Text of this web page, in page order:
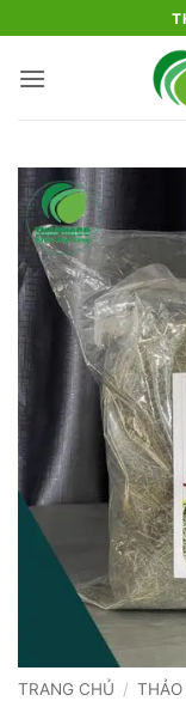
qua
nội
TRANG CHỦ /